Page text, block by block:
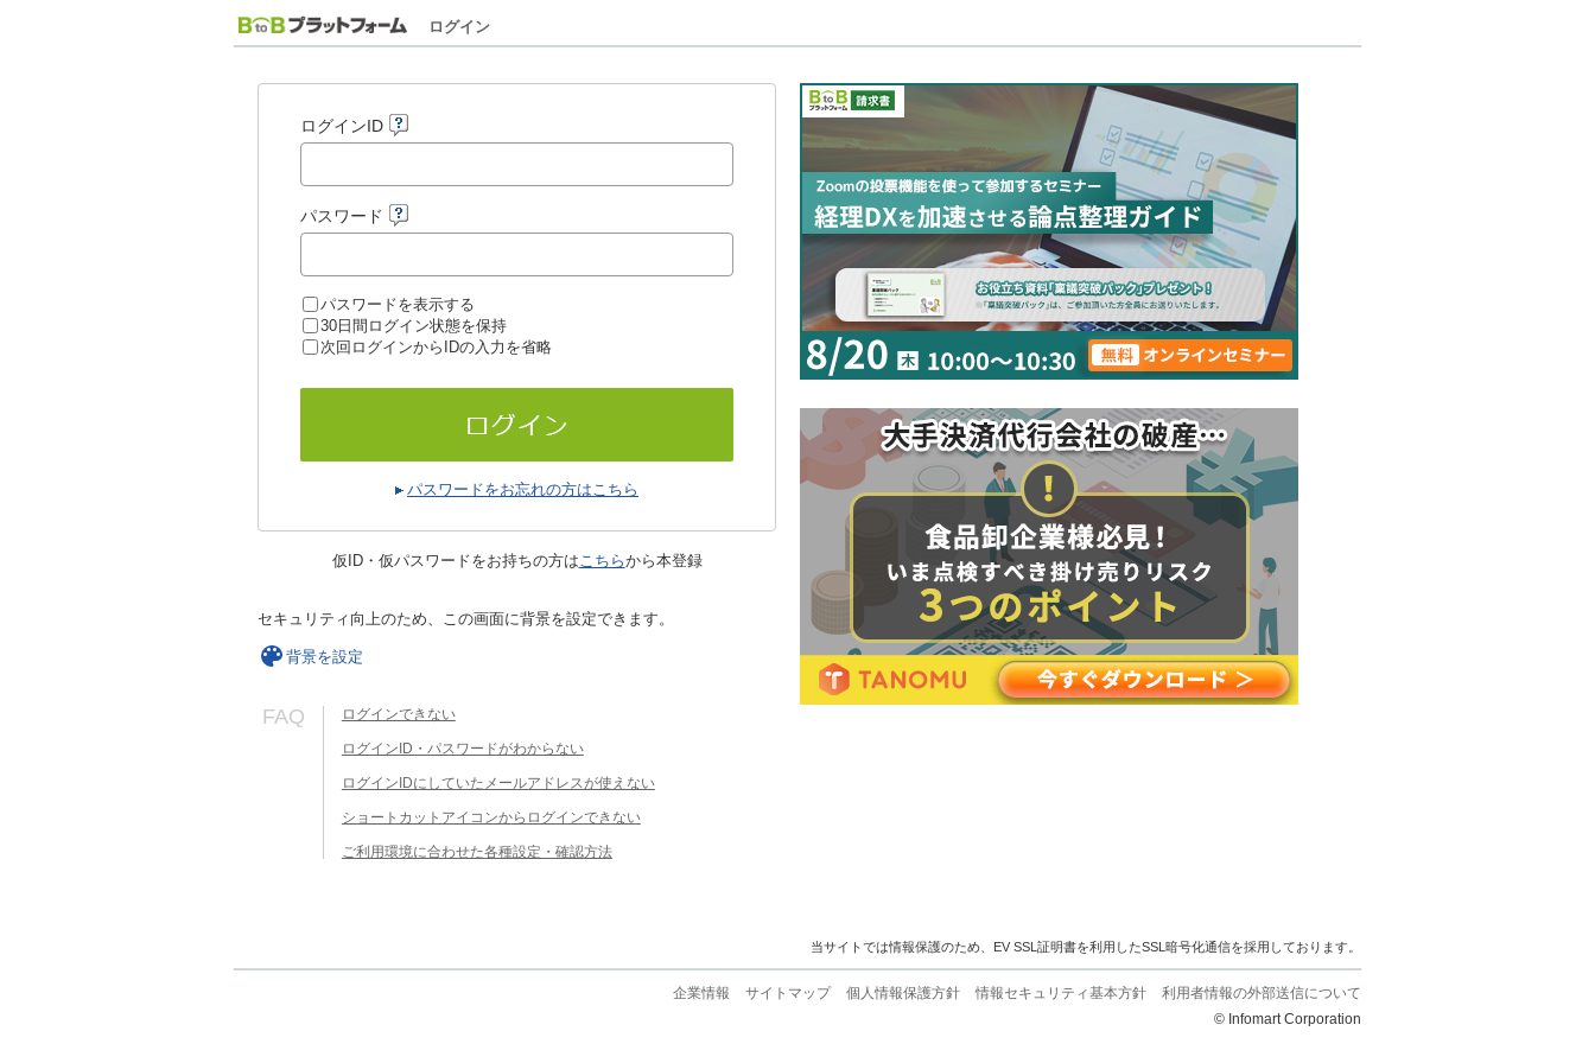
ログイン
ログインID
パスワード
パスワードを表示する
30日間ログイン状態を保持
次回ログインからIDの入力を省略
パスワードをお忘れの方はこちら
仮ID・仮パスワードをお持ちの方はこちらから本登録
セキュリティ向上のため、この画面に背景を設定できます。
背景を設定
FAQ ログインできない
ログインID・パスワードがわからない
ログインIDにしていたメールアドレスが使えない
ショートカットアイコンからログインできない
ご利用環境に合わせた各種設定・確認方法
当サイトでは情報保護のため、EV SSL証明書を利用したSSL暗号化通信を採用しております。
企業情報 サイトマップ 個人情報保護方針 情報セキュリティ基本方針
利用者情報の外部送信について
© Infomart Corporation